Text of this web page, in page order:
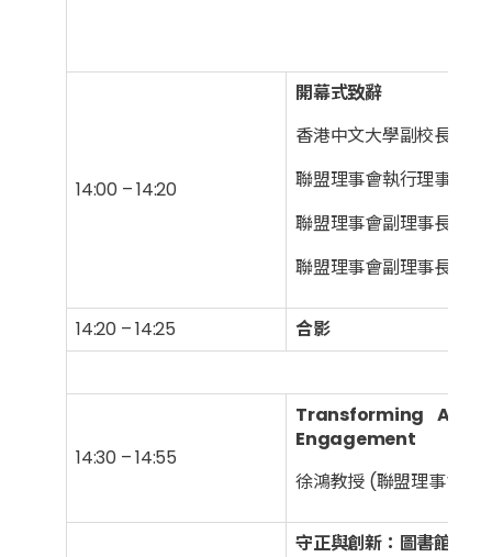
14:00 – 14:20
開幕式致辭
香港中文大學副校長 岑
聯盟理事會執行理事長
聯盟理事會副理事長，
聯盟理事會副理事長，
14:20 – 14:25 合影
14:30 – 14:55
Transforming
Engagement
徐鴻教授 (聯盟理事會副
守正與創新：圖書館高質